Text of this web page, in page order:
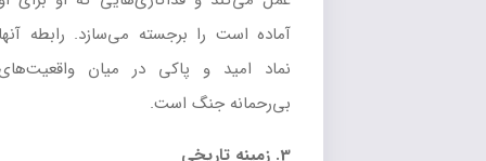
آماده است را برجسته می‌سازد. رابطه آنها
نماد امید و پاکی در میان واقعیت‌های
بی‌رحمانه جنگ است.